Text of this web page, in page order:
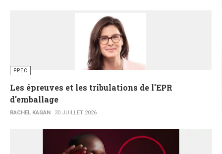
PPEC
Les épreuves et les tribulations de l'EPR
d'emballage
RACHEL KAGAN 30 JUILLET 2026